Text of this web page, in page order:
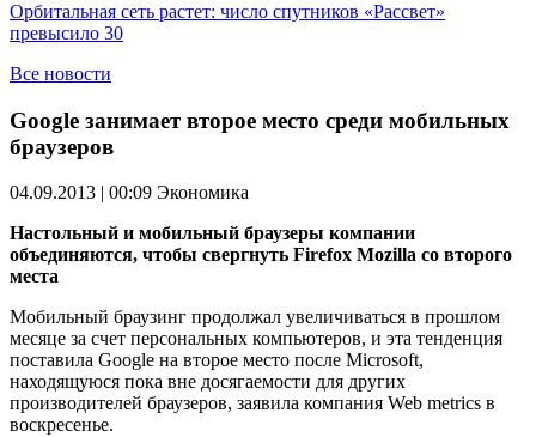
Орбитальная сеть растет: число спутников «Рассвет»
превысило 30
Все новости
Google занимает второе место среди мобильных
браузеров
04.09.2013 | 00:09 Экономика
Настольный и мобильный браузеры компании
объединяются, чтобы свергнуть Firefox Mozilla со второго
места
Мобильный браузинг продолжал увеличиваться в прошлом
месяце за счет персональных компьютеров, и эта тенденция
поставила Google на второе место после Microsoft,
находящуюся пока вне досягаемости для других
производителей браузеров, заявила компания Web metrics в
воскресенье.